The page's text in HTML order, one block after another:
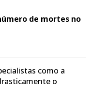
de mortes no
como a
o